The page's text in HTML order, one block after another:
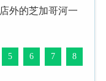
外的芝加哥河一
5 6 7 8